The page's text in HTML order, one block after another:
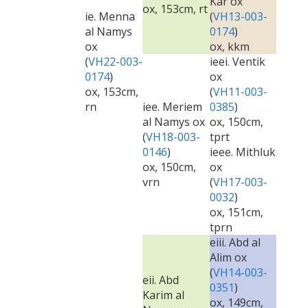
ie. Menna
al Namys
ox
(VH22-003-
0174)
ox, 153cm,
rn
ox, 153cm, rt(VH13-003-
0174)
ox, kkm
iee. Meriem
al Namys ox
(VH18-003-
0146)
ox, 150cm,
vrn
ieei. Ventik
ox
(VH11-003-
0385)
ox, 150cm,
tprt
ieee. Mithluk
ox
(VH17-003-
0032)
ox, 151cm,
tprn
eii. Abd
Karim al
eiii. Abd al
Alim ox
(VH14-003-
0351)
ox, 149cm,